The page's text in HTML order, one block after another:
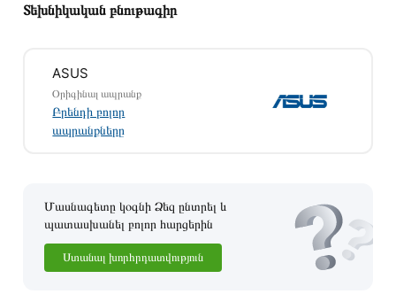
Տեխնիկական բնութագիր
ASUS
Օրիգինալ ապրանք
Բրենդի բոլոր
ապրանքները
Մասնագետը կօգնի Ձեզ ընտրել և
պատասխանել բոլոր հարցերին
Ստանալ խորհրդատվություն